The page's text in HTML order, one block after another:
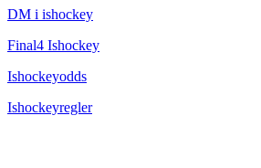
DM i ishockey
Final4 Ishockey
Ishockeyodds
Ishockeyregler